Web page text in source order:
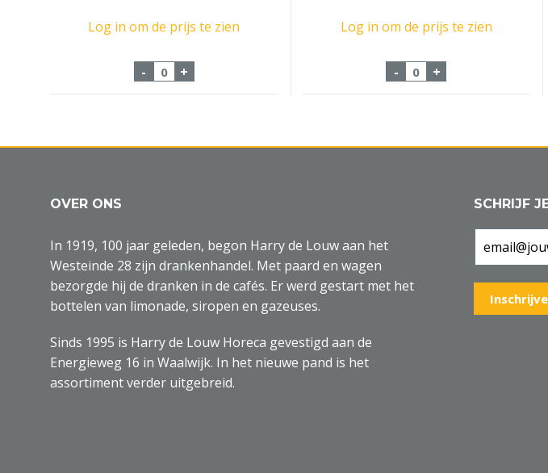
Log in om de prijs te zien
- Melange d'Or Creamersticks 500x2.5gr aantal
+
Log in om de prijs te zien
- Koekje Hoppe
+
OVER ONS
In 1919, 100 jaar geleden, begon Harry de Louw aan het
Westeinde 28 zijn drankenhandel. Met paard en wagen
bezorgde hij de dranken in de cafés. Er werd gestart met het
bottelen van limonade, siropen en gazeuses.
Sinds 1995 is Harry de Louw Horeca gevestigd aan de
Energieweg 16 in Waalwijk. In het nieuwe pand is het
assortiment verder uitgebreid.
SCHRIJF